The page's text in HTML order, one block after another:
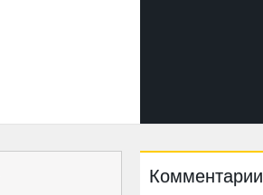
Комментарии